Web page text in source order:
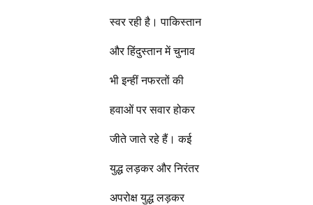
स्वर रही है। पाकिस्तान
और हिंदुस्तान में चुनाव
भी इन्हीं नफरतों की
हवाओं पर सवार होकर
जीते जाते रहे हैं। कई
युद्ध लड़कर और निरंतर
अपरोक्ष युद्ध लड़कर